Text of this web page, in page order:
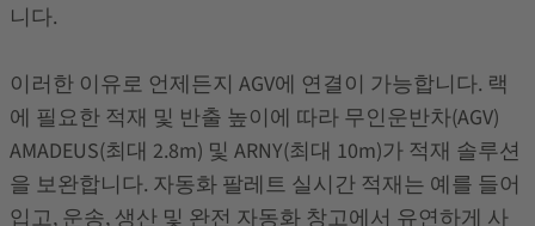
니다.
이러한 이유로 언제든지 AGV에 연결이 가능합니다. 랙
에 필요한 적재 및 반출 높이에 따라 무인운반차(AGV)
AMADEUS(최대 2.8m) 및 ARNY(최대 10m)가 적재 솔루션
을 보완합니다. 자동화 팔레트 실시간 적재는 예를 들어
입고, 운송, 생산 및 완전 자동화 창고에서 유연하게 사